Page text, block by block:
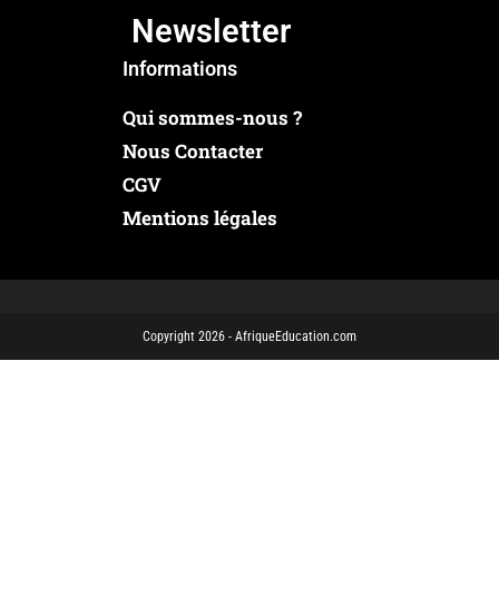
Newsletter
Informations
Qui sommes-nous ?
Nous Contacter
CGV
Mentions légales
Copyright 2026 - AfriqueEducation.com